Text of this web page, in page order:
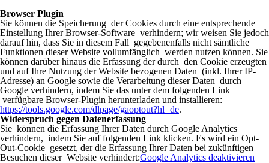
Browser Plugin
Sie können die Speicherung der Cookies durch eine entsprechende
Einstellung Ihrer Browser-Software verhindern; wir weisen Sie jedoch
darauf hin, dass Sie in diesem Fall gegebenenfalls nicht sämtliche
Funktionen dieser Website vollumfänglich werden nutzen können. Sie
können darüber hinaus die Erfassung der durch den Cookie erzeugten
und auf Ihre Nutzung der Website bezogenen Daten (inkl. Ihrer IP-
Adresse) an Google sowie die Verarbeitung dieser Daten durch
Google verhindern, indem Sie das unter dem folgenden Link
verfügbare Browser-Plugin herunterladen und installieren:
https://tools.google.com/dlpage/gaoptout?hl=de.
Widerspruch gegen Datenerfassung
Sie können die Erfassung Ihrer Daten durch Google Analytics
verhindern, indem Sie auf folgenden Link klicken. Es wird ein Opt-
Out-Cookie gesetzt, der die Erfassung Ihrer Daten bei zukünftigen
Besuchen dieser Website verhindert:Google Analytics deaktivieren